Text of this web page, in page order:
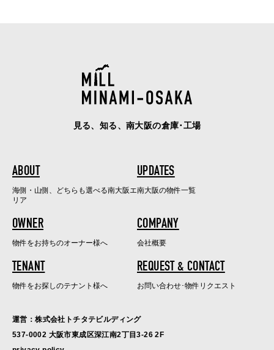
見る、知る、南大阪の倉庫･工場
ABOUT
海側・山側、どちらも選べる南大阪エ
リア
UPDATES
南大阪の物件一覧
OWNER
物件をお持ちのオーナー様へ
COMPANY
会社概要
TENANT
物件をお探しのテナント様へ
REQUEST & CONTACT
お問い合わせ･物件リクエスト
運営：株式会社トチタテビルディング
537-0002 大阪市東成区深江南2丁目3-26 2F